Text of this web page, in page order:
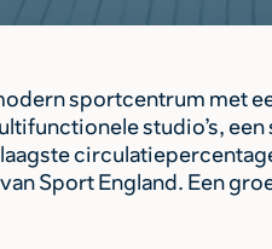
sportcentrum met
studio’s,
Sport England. Een